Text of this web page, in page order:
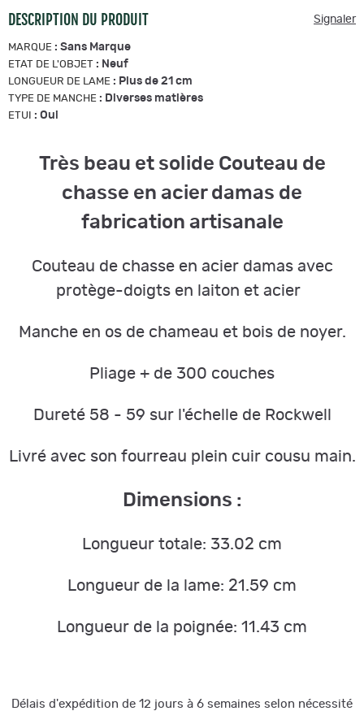
DESCRIPTION DU PRODUIT Signaler
MARQUE : Sans Marque
ETAT DE L'OBJET : Neuf
LONGUEUR DE LAME : Plus de 21 cm
TYPE DE MANCHE : Diverses matières
ETUI : Oui
Très beau et solide Couteau de
chasse en acier damas de
fabrication artisanale
Couteau de chasse en acier damas avec
protège-doigts en laiton et acier
Manche en os de chameau et bois de noyer.
Pliage + de 300 couches
Dureté 58 - 59 sur l'échelle de Rockwell
Livré avec son fourreau plein cuir cousu main.
Dimensions :
Longueur totale: 33.02 cm
Longueur de la lame: 21.59 cm
Longueur de la poignée: 11.43 cm
Délais d'expédition de 12 jours à 6 semaines selon nécessité